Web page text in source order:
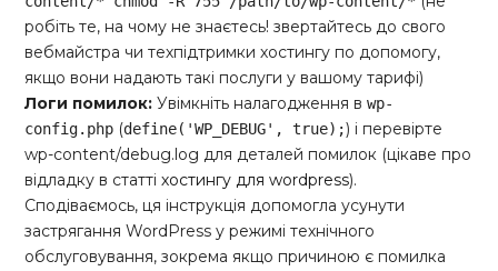
робіть те, на чому не знаєтесь! звертайтесь до свого
вебмайстра чи техпідтримки хостингу по допомогу,
якщо вони надають такі послуги у вашому тарифі)
Логи помилок: Увімкніть налагодження в wp-
config.php (define('WP_DEBUG', true);) і перевірте
wp-content/debug.log для деталей помилок (цікаве про
відладку в статті хостингу для wordpress).
Сподіваємось, ця інструкція допомогла усунути
застрягання WordPress у режимі технічного
обслуговування, зокрема якщо причиною є помилка